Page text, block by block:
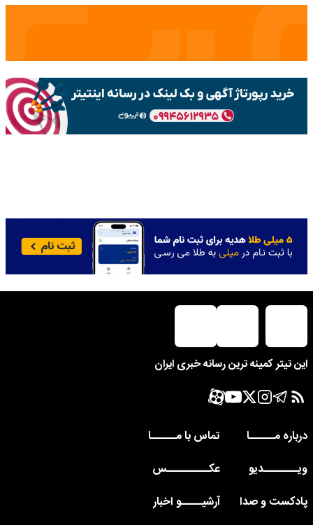
این تیتر کمینه ترین رسانه خبری ایران
درباره مــــــا
تماس با مــــــا
ویــــــــدیو
عکــــــــــس
پادکست و صدا
آرشیـــــو اخبار